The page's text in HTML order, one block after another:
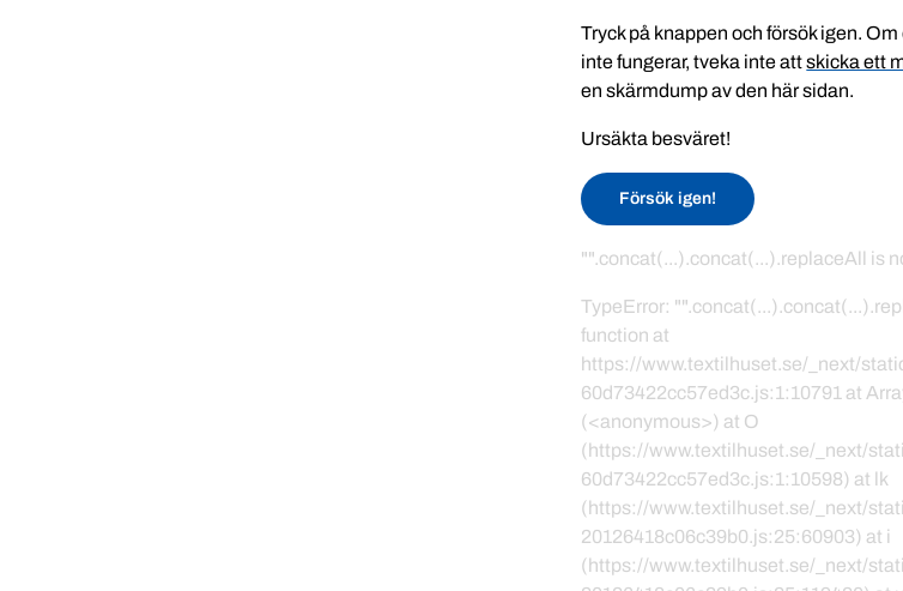
Tryck på knappen och försök igen.
inte fungerar, tveka inte attskicka ett
en skärmdump av den här sidan.
Ursäkta besväret!
Försök igen!
"".concat(...).concat(...).replaceAll is
TypeError:
function at
https://www.textilhuset.se/_next/
60d73422cc57ed3c.js:1:10791 at
(<anonymous>) at O
(https://www.textilhuset.se/_next/
60d73422cc57ed3c.js:1:10598) at lk
(https://www.textilhuset.se/_next/
20126418c06c39b0.js:25:60903) at i
(https://www.textilhuset.se/_next/